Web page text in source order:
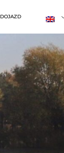
DOJAZD